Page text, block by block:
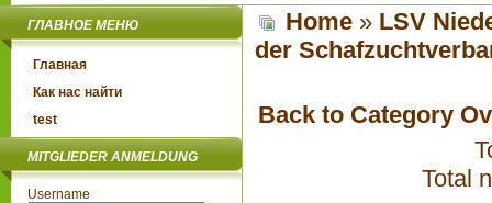
ГЛАВНОЕ МЕНЮ
Главная
Как нас найти
test
MITGLIEDER ANMELDUNG
Username
Home » LSV
der
Back to Category
Total